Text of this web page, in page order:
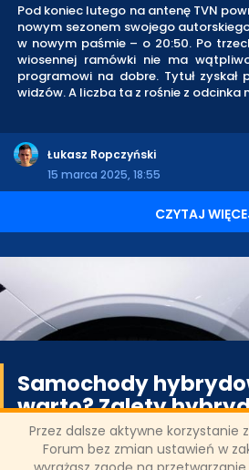
Przez dalsze aktywne korzystanie
Forum bez zmian ustawień w
Pod koniec lutego na antenę TVN
nowym sezonem swojego
w nowym paśmie – o 20:50. Po
wiosennej ramówki nie ma
programowi na dobre. Tytuł zyskał
widzów. A liczba ta z rośnie z odcinka
Łukasz Ropczyński
15 marca 2025, 18:55
CZYTAJ
Samochody
warto? Zalety
Samochody hybrydowe, łączące